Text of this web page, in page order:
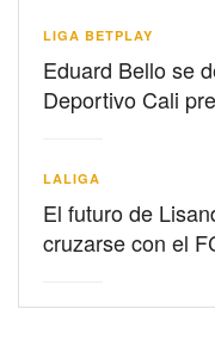
LIGA BETPLAY
Eduard Bello se
Deportivo Cali
LALIGA
El futuro de
cruzarse con el